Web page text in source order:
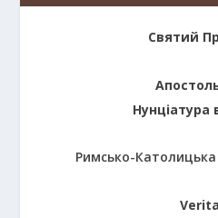
Святий
Нунціатура
Римсько-Католицька